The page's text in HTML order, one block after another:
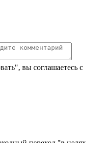
вы соглашаетесь с